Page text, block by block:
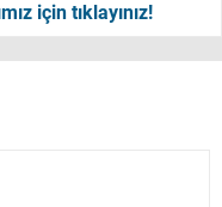
için tıklayınız!